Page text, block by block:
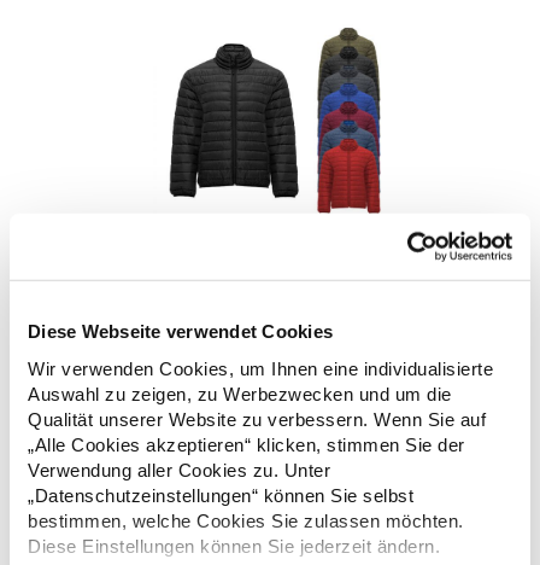
Diese Webseite verwendet Cookies
Wir verwenden Cookies, um Ihnen eine individualisierte
Auswahl zu zeigen, zu Werbezwecken und um die
Qualität unserer Website zu verbessern. Wenn Sie auf
„Alle Cookies akzeptieren“ klicken, stimmen Sie der
Verwendung aller Cookies zu. Unter
„Datenschutzeinstellungen“ können Sie selbst
bestimmen, welche Cookies Sie zulassen möchten.
Diese Einstellungen können Sie jederzeit ändern.
Außenseite: 100% Polyester, 300T; Innenseite: 100% Polyester;
Wattierung gefüttert Durchgehender verdeckter Reißverschluss
Ton-in-Ton mit Kinnschutz Zwei Seitentaschen mit
Reißverschluss Elastische und gleichfarbige Stoffeinfassung an
Kragen, Ärmelbündchen und Saum Innenfutter in Kontrastfarbe
Inklusive Tragetasche zum Verstauen der Jacke
Herausreißbares Label Wasser- und Windabweisend
Pfegehinweis: 40 °C waschbarGrammatur: 290
g/m²Materialzusammensetzung: 100% PolyesterAngaben zur
Produktsicherheit: Herst.-Nr.: RA5094Hersteller: GORFACTORY
ab 27,51 € *
* Preise inkl. gesetzlicher Mwst. + Versandkosten *